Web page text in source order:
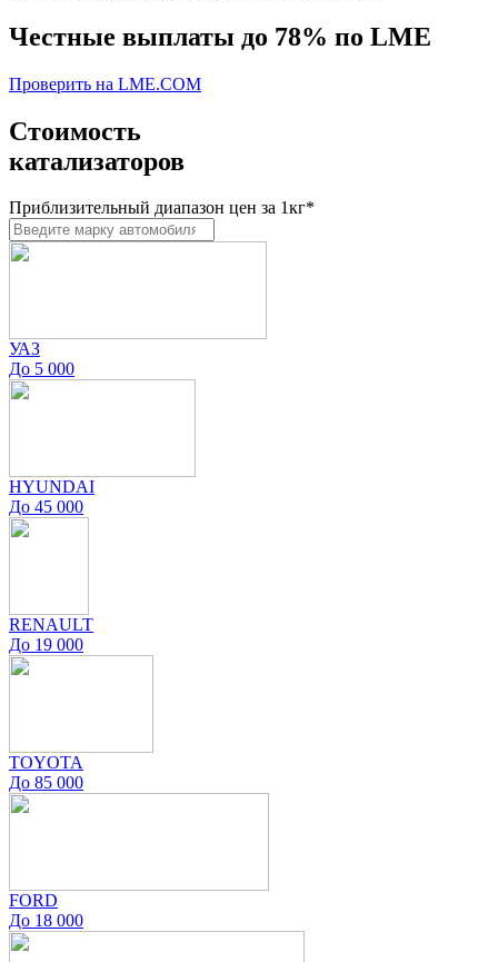
Честные выплаты до 78% по LME
Проверить на LME.COM
Стоимость
катализаторов
Приблизительный диапазон цен за 1кг*
УАЗ
До 5 000
HYUNDAI
До 45 000
RENAULT
До 19 000
TOYOTA
До 85 000
FORD
До 18 000